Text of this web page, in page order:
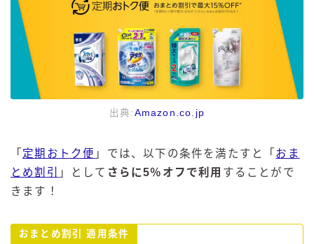
出典: Amazon.co.jp
「 定期おトク便 」では、以下の条件を満たすと「 おま
とめ割引
」として さらに5％オフで利用 することがで
きます！
おまとめ割引 適用条件